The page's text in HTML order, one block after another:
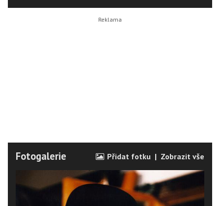
Fotogalerie Přidat fotku | Zobrazit vše